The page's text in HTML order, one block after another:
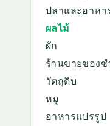
ปลาและอาหา
ผลไม้
ผัก
ร้านขายของช
วัตถุดิบ
หมู
อาหารแปรรูป